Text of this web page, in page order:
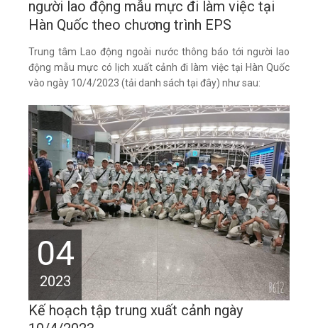
người lao động mẫu mực đi làm việc tại
Hàn Quốc theo chương trình EPS
Trung tâm Lao động ngoài nước thông báo tới người lao
động mẫu mực có lịch xuất cảnh đi làm việc tại Hàn Quốc
vào ngày 10/4/2023 (tải danh sách tại đây) như sau:
04
2023
Kế hoạch tập trung xuất cảnh ngày